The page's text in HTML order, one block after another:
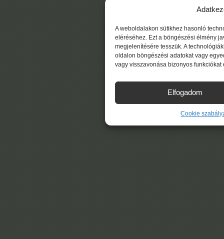
A weboldalakon sütikhez hasonló
eléréséhez. Ezt a böngészési élmény
megjelenítésére tesszük. A
oldalon böngészési adatokat vagy
vagy visszavonása bizonyos
Elfogadom
Cookie